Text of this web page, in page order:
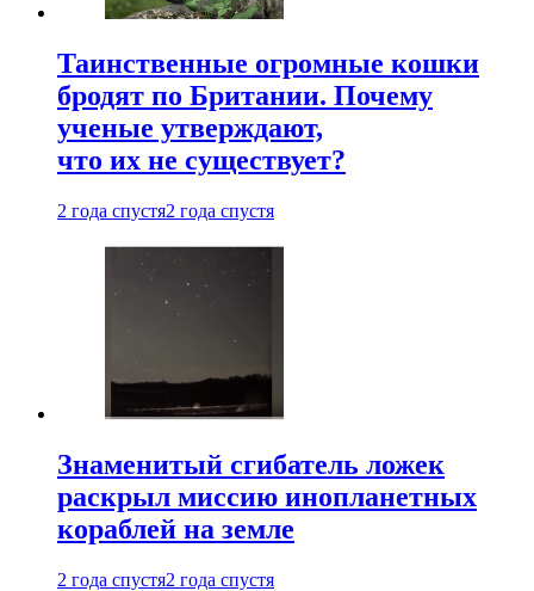
Таинственные огромные кошки
бродят по Британии. Почему
ученые утверждают,
что их не существует?
2 года спустя2 года спустя
Знаменитый сгибатель ложек
раскрыл миссию инопланетных
кораблей на земле
2 года спустя2 года спустя